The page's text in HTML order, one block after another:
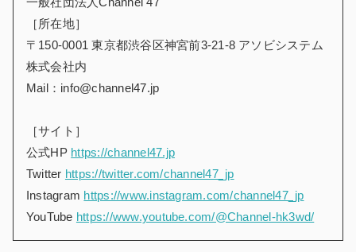
［所在地］
〒150-0001 東京都渋谷区神宮前3-21-8 アソビシステム
株式会社内
Mail：info@channel47.jp
［サイト］
公式HP https://channel47.jp
Twitter https://twitter.com/channel47_jp
Instagram https://www.instagram.com/channel47_jp
YouTube https://www.youtube.com/@Channel-hk3wd/